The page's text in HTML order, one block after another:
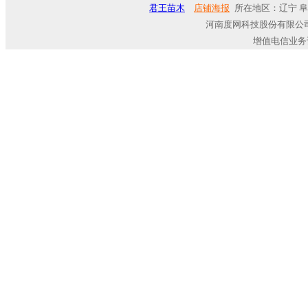
君王苗木 店铺海报 所在地区：辽宁
河南度网科技股份有限
增值电信业